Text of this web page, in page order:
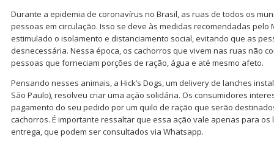
Durante a epidemia de coronavírus no Brasil, as ruas de todos os
pessoas em circulação. Isso se deve às medidas recomendadas pelo
estimulado o isolamento e distanciamento social, evitando que as
desnecessária. Nessa época, os cachorros que vivem nas ruas não
pessoas que forneciam porções de ração, água e até mesmo afeto.
Pensando nesses animais, a Hick’s Dogs, um delivery de lanches
São Paulo), resolveu criar uma ação solidária. Os consumidores
pagamento do seu pedido por um quilo de ração que serão
cachorros. É importante ressaltar que essa ação vale apenas para
entrega, que podem ser consultados via Whatsapp.